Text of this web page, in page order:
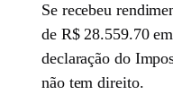
Se recebeu
de R$ 28.559.70
declaração do
não tem direito.